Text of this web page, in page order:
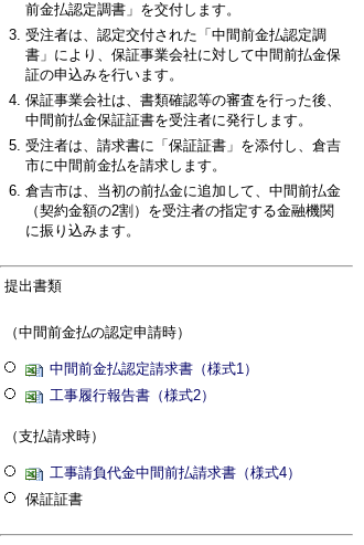
前金払認定調書」を交付します。
受注者は、認定交付された「中間前金払認定調
書」により、保証事業会社に対して中間前払金保
証の申込みを行います。
保証事業会社は、書類確認等の審査を行った後、
中間前払金保証証書を受注者に発行します。
受注者は、請求書に「保証証書」を添付し、倉吉
市に中間前金払を請求します。
倉吉市は、当初の前払金に追加して、中間前払金
（契約金額の2割）を受注者の指定する金融機関
に振り込みます。
提出書類
（中間前金払の認定申請時）
中間前金払認定請求書（様式1）
工事履行報告書（様式2）
（支払請求時）
工事請負代金中間前払請求書（様式4）
保証証書